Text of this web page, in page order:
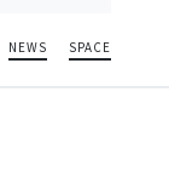
NEWS SPACE